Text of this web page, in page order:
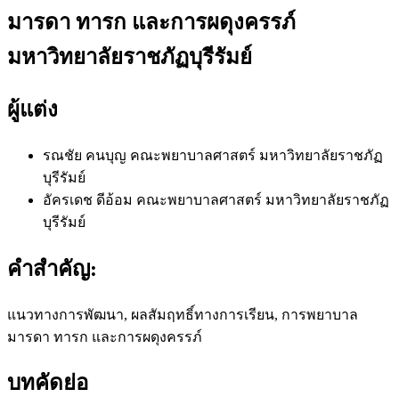
มารดา ทารก และการผดุงครรภ์
มหาวิทยาลัยราชภัฏบุรีรัมย์
ผู้แต่ง
รณชัย คนบุญ คณะพยาบาลศาสตร์ มหาวิทยาลัยราชภัฏ
บุรีรัมย์
อัครเดช ดีอ้อม คณะพยาบาลศาสตร์ มหาวิทยาลัยราชภัฏ
บุรีรัมย์
คำสำคัญ:
แนวทางการพัฒนา, ผลสัมฤทธิ์ทางการเรียน, การพยาบาล
มารดา ทารก และการผดุงครรภ์
บทคัดย่อ